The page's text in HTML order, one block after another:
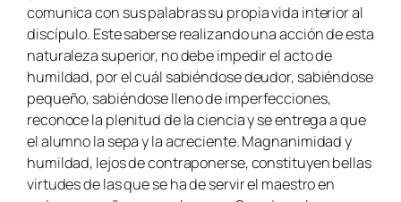
comunica con sus palabras su propia vida interior al
discípulo. Este saberse realizando una acción de esta
naturaleza superior, no debe impedir el acto de
humildad, por el cuál sabiéndose deudor, sabiéndose
pequeño, sabiéndose lleno de imperfecciones,
reconoce la plenitud de la ciencia y se entrega a que
el alumno la sepa y la acreciente. Magnanimidad y
humildad, lejos de contraponerse, constituyen bellas
virtudes de las que se ha de servir el maestro en